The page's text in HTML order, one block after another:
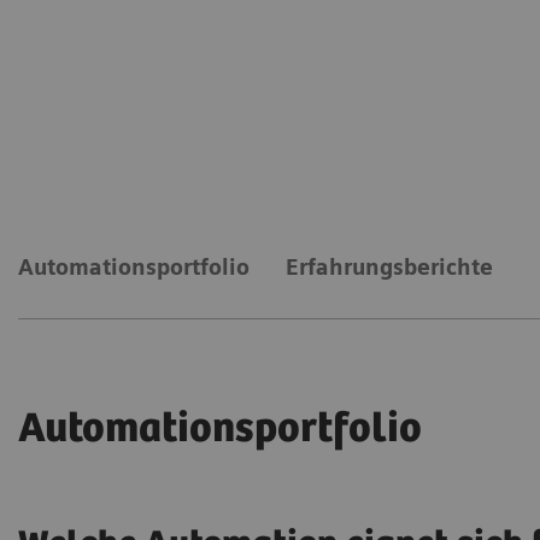
Automationsportfolio Erfahrungsberichte
Automationsportfolio